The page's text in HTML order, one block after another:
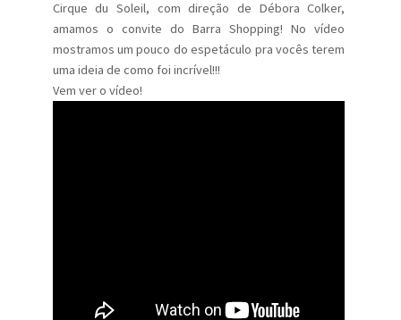
Cirque du Soleil, com direção de Débora Colker,
amamos o convite do Barra Shopping! No vídeo
mostramos um pouco do espetáculo pra vocês terem
uma ideia de como foi incrível!!!
Vem ver o vídeo!